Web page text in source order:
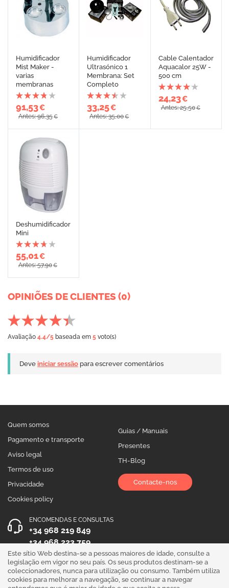
Humidificador
Mist Maker -
varias
membranas
91,53€
Antes: 96,35€
Humidificador
Ultrasónico 1
Membrana: Set
Completo
33,25€
Antes: 35,00€
Cable Calentador
Aquacalor 25W -
500 cm
24,23€
Antes: 25,50€
Deshumidificador
Mini
55,01€
Antes: 57,90€
OPINIÕES DE CLIENTES (0)
Avaliação 4.4/5 baseada em 5 voto(s)
Deve iniciar sessão para escrever comentários
Quem somos
Pagamento e transporte
Aviso legal
Termos de uso
Privacidade
Cookies policy
Guias / Manuais
Presentes
TH-Blog
Contacte-nos
ENCOMENDAS E CONSULTAS
+34 968 219 849
+34 968 223 759
HORÁRIO DE ATENDIMENTO
Segunda a Sexta 10:00 - 19:00
Este sítio Web destina-se a pessoas maiores de idade, consulte a
legislação em vigor no seu país. Os seus produtos destinam-se a
coleccionadores, nunca para utilização ou consumo. Também utiliza
cookies para melhorar a navegação, se continuar a navegar